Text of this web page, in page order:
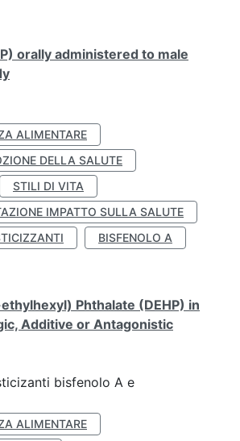
orally administered to male
ALIMENTARE
DELLA SALUTE
STILI DI VITA
IMPATTO SULLA SALUTE
BISFENOLO A
Phthalate (DEHP) in
Additive or Antagonistic
bisfenolo A e
ALIMENTARE